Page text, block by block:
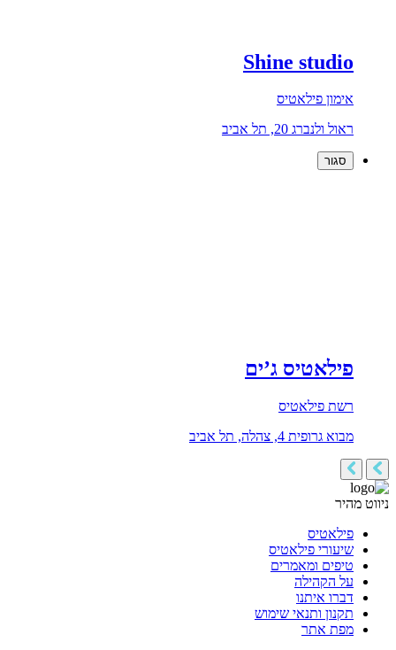
Shine studio
אימון פילאטיס
ראול ולנברג 20, תל אביב
סגור
פילאטיס ג’ים
רשת פילאטיס
מבוא גרופית 4, צהלה, תל אביב
ניווט מהיר
פילאטיס
שיעורי פילאטיס
טיפים ומאמרים
על הקהילה
דברו איתנו
תקנון ותנאי שימוש
מפת אתר